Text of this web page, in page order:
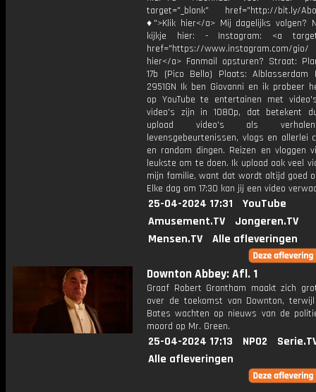
target="_blank" href="http://bit.ly/
♦">Klik hier</a> Mij dagelijks volgen?
kijkje hier: - Instagram: <a
href="https://www.instagram.com/
hier</a> Fanmail opsturen? Straat:
17b (Pico Bello) Plaats: Alblasserdam
2951GN Ik ben Giovanni en ik probeer
op YouTube te entertainen met
video's zijn in 1080p, dat betekent
upload video's als
levensgebeurtenissen, vlogs en allerlei
en random dingen. Reizen en vloggen
leukste om te doen. Ik upload ook veel
mijn familie, want dat wordt altijd goed
Elke dag om 17:30 kan jij een video
25-04-2024 17:31
YouTube
Amusement.TV
Jongeren.TV
Mensen.TV
Alle afleveringen
Downton Abbey: Afl. 1
Graaf Robert Grantham maakt zich
over de toekomst van Downton,
Bates wachten op nieuws van de
moord op Mr. Green.
25-04-2024 17:13 NPO2
Alle afleveringen